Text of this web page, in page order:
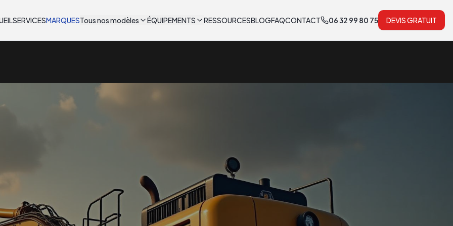
SERVICESMARQUESTous nos modèles ÉQUIPEMENTS RESSOURCESBLOGFAQCONTACT 06 32 99 80 75 DEVIS GRATUIT